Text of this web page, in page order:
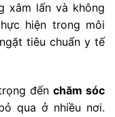
xâm lấn và không
hiện trong môi
tiêu chuẩn y tế
đến chăm sóc
qua ở nhiều nơi.